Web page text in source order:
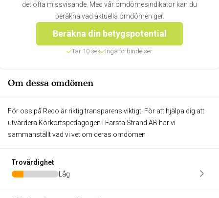
det ofta missvisande. Med vår omdömesindikator kan du
beräkna vad aktuella omdömen ger.
Beräkna din betygspotential
Tar 10 sek Inga förbindelser
Om dessa omdömen
För oss på Reco är riktig transparens viktigt. För att hjälpa dig att
utvärdera Körkortspedagogen i Farsta Strand AB har vi
sammanställt vad vi vet om deras omdömen
Trovärdighet
Låg